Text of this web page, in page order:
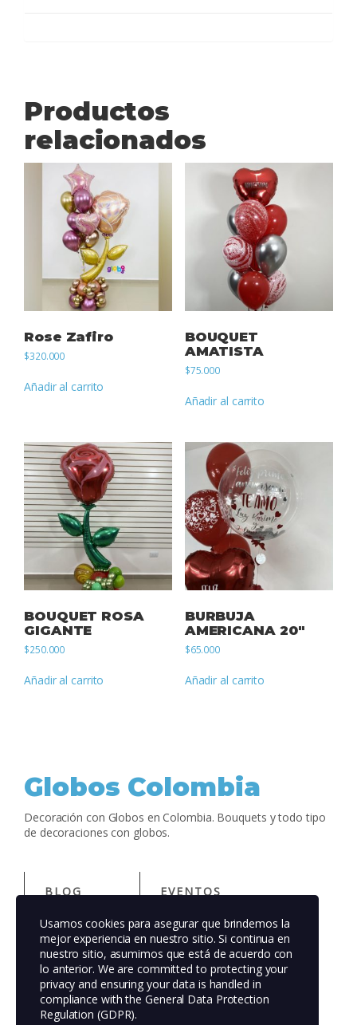
Productos
relacionados
Rose Zafiro
$320.000
Añadir al carrito
BOUQUET
AMATISTA
$75.000
Añadir al carrito
BOUQUET ROSA
GIGANTE
$250.000
Añadir al carrito
BURBUJA
AMERICANA 20″
$65.000
Añadir al carrito
Globos Colombia
Decoración con Globos en Colombia. Bouquets y todo tipo
de decoraciones con globos.
BLOG
ACERCA DE
FAQS
AUTORES
EVENTOS
TIENDA
PATRONES
Usamos cookies para asegurar que brindemos la
mejor experiencia en nuestro sitio. Si continua en
nuestro sitio, asumimos que está de acuerdo con
lo anterior. We are committed to protecting your
privacy and ensuring your data is handled in
compliance with theGeneral Data Protection
Regulation (GDPR).